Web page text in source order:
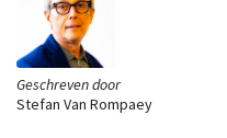
Geschreven door
Stefan Van Rompaey